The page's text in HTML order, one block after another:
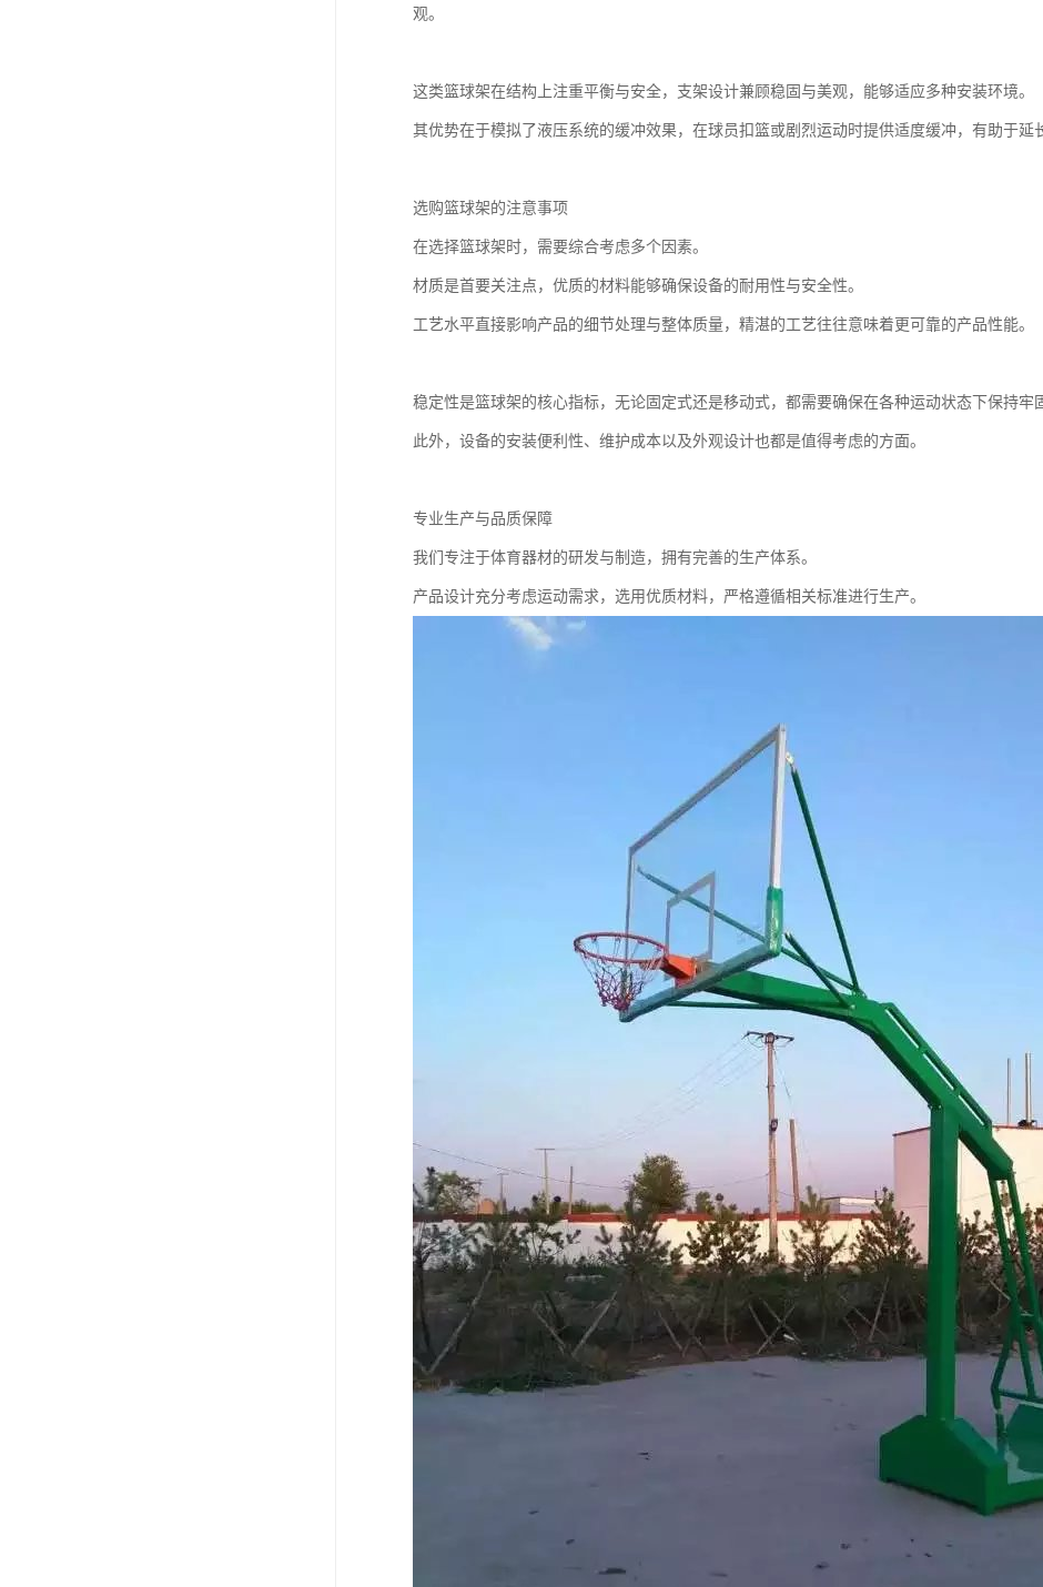
观。
这类篮球架在结构上注重平衡与安全，支架设计兼顾稳固与美观，能够适应多种安装环境。
其优势在于模拟了液压系统的缓冲效果，在球员扣篮或剧烈运动时提供适度缓冲，有助于延
选购篮球架的注意事项
在选择篮球架时，需要综合考虑多个因素。
材质是首要关注点，优质的材料能够确保设备的耐用性与安全性。
工艺水平直接影响产品的细节处理与整体质量，精湛的工艺往往意味着更可靠的产品性能。
稳定性是篮球架的核心指标，无论固定式还是移动式，都需要确保在各种运动状态下保持牢
此外，设备的安装便利性、维护成本以及外观设计也都是值得考虑的方面。
专业生产与品质保障
我们专注于体育器材的研发与制造，拥有完善的生产体系。
产品设计充分考虑运动需求，选用优质材料，严格遵循相关标准进行生产。